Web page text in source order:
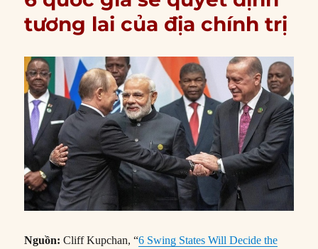
tương lai của địa chính trị
Nguồn: Cliff Kupchan, “6 Swing States Will Decide the